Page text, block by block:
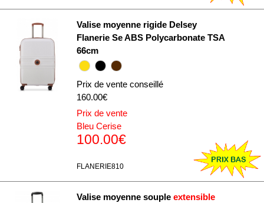
Valise moyenne rigide Delsey
Flanerie Se ABS Polycarbonate TSA
66cm
Prix de vente conseillé
160.00€
Prix de vente
Bleu Cerise
100.00€
FLANERIE810
Valise moyenne souple extensible